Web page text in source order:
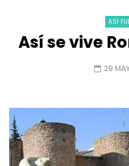
ASI
Así se vive
29